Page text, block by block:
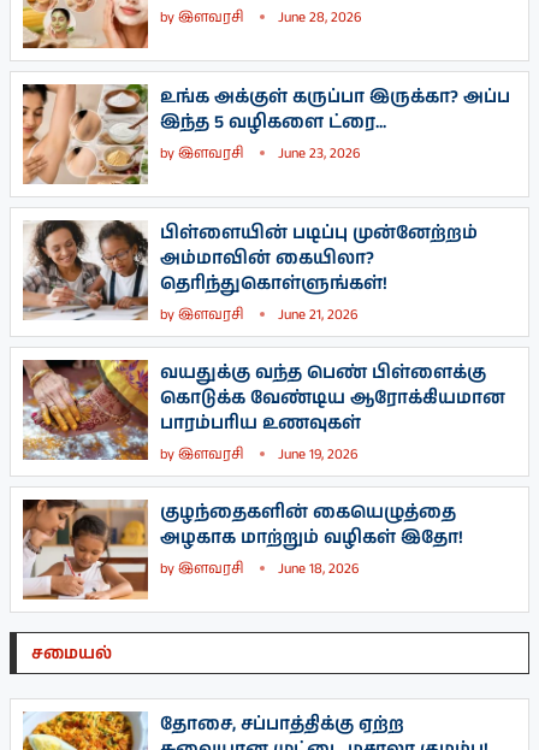
byஇளவரசி June 28, 2026
உங்க அக்குள் கருப்பா இருக்கா? அப்ப
இந்த 5 வழிகளை ட்ரை...
byஇளவரசி June 23, 2026
பிள்ளையின் படிப்பு முன்னேற்றம்
அம்மாவின் கையிலா?
தெரிந்துகொள்ளுங்கள்!
byஇளவரசி June 21, 2026
வயதுக்கு வந்த பெண் பிள்ளைக்கு
கொடுக்க வேண்டிய ஆரோக்கியமான
பாரம்பரிய உணவுகள்
byஇளவரசி June 19, 2026
குழந்தைகளின் கையெழுத்தை
அழகாக மாற்றும் வழிகள் இதோ!
byஇளவரசி June 18, 2026
சமையல்
தோசை, சப்பாத்திக்கு ஏற்ற